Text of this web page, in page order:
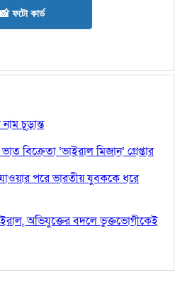
ফটো কার্ড
চূড়ান্ত
বিক্রেতা ‘ভাইরাল মিজান’ গ্রেপ্তার
যাওয়ার পরে ভারতীয় যুবককে ধরে
অভিযুক্তের বদলে ভুক্তভোগীকেই